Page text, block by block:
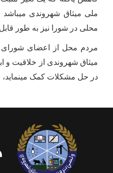
ملی میثاق شهروندی
محلی در شورا نیز به طور
مردم محل از اعضای شورای
میثاق شهروندی از خلاقیت و
در حل مشکلات کمک مینماید،